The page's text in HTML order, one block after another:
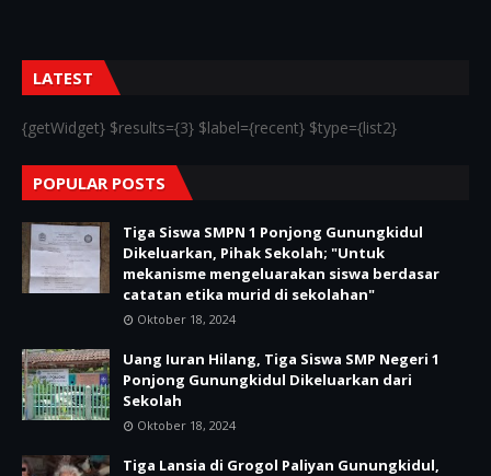
LATEST
{getWidget} $results={3} $label={recent} $type={list2}
POPULAR POSTS
Tiga Siswa SMPN 1 Ponjong Gunungkidul
Dikeluarkan, Pihak Sekolah; "Untuk
mekanisme mengeluarakan siswa berdasar
catatan etika murid di sekolahan"
Oktober 18, 2024
Uang Iuran Hilang, Tiga Siswa SMP Negeri 1
Ponjong Gunungkidul Dikeluarkan dari
Sekolah
Oktober 18, 2024
Tiga Lansia di Grogol Paliyan Gunungkidul,